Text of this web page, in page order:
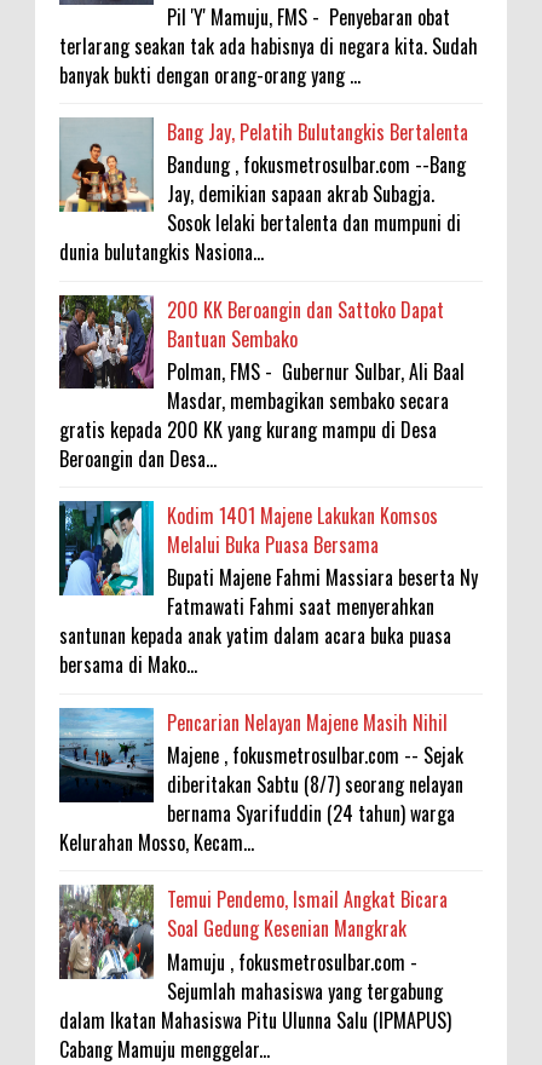
Pil 'Y' Mamuju, FMS - Penyebaran obat
terlarang seakan tak ada habisnya di negara kita. Sudah
banyak bukti dengan orang-orang yang ...
Bang Jay, Pelatih Bulutangkis Bertalenta
Bandung , fokusmetrosulbar.com --Bang
Jay, demikian sapaan akrab Subagja.
Sosok lelaki bertalenta dan mumpuni di
dunia bulutangkis Nasiona...
200 KK Beroangin dan Sattoko Dapat
Bantuan Sembako
Polman, FMS - Gubernur Sulbar, Ali Baal
Masdar, membagikan sembako secara
gratis kepada 200 KK yang kurang mampu di Desa
Beroangin dan Desa...
Kodim 1401 Majene Lakukan Komsos
Melalui Buka Puasa Bersama
Bupati Majene Fahmi Massiara beserta Ny
Fatmawati Fahmi saat menyerahkan
santunan kepada anak yatim dalam acara buka puasa
bersama di Mako...
Pencarian Nelayan Majene Masih Nihil
Majene , fokusmetrosulbar.com -- Sejak
diberitakan Sabtu (8/7) seorang nelayan
bernama Syarifuddin (24 tahun) warga
Kelurahan Mosso, Kecam...
Temui Pendemo, Ismail Angkat Bicara
Soal Gedung Kesenian Mangkrak
Mamuju , fokusmetrosulbar.com -
Sejumlah mahasiswa yang tergabung
dalam Ikatan Mahasiswa Pitu Ulunna Salu (IPMAPUS)
Cabang Mamuju menggelar...